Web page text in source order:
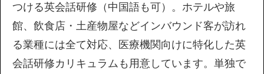
つける英会話研修（中国語も可）。ホテルや旅
館、飲食店・土産物屋などインバウンド客が訪れ
る業種には全て対応、医療機関向けに特化した英
会話研修カリキュラムも用意しています。単独で